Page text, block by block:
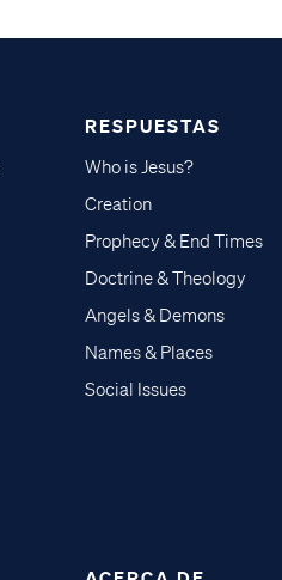
RESPUESTAS
Who is Jesus?
Creation
Prophecy & End Times
Doctrine & Theology
Angels & Demons
Names & Places
Social Issues